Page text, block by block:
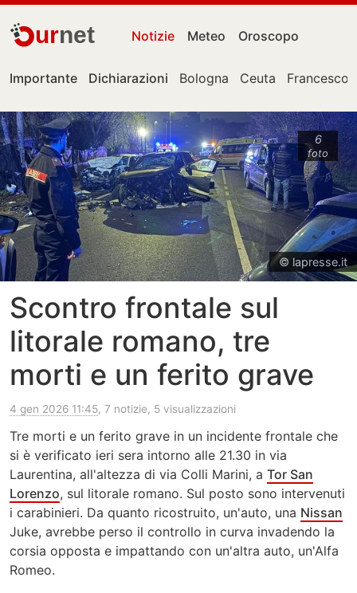
urnet Notizie Meteo Oroscopo
Importante Dichiarazioni Bologna Ceuta Francesco
6
foto
© lapresse.it
Scontro frontale sul
litorale romano, tre
morti e un ferito grave
4 gen 2026 11:45, 7 notizie, 5 visualizzazioni
Tre morti e un ferito grave in un incidente frontale che
si è verificato ieri sera intorno alle 21.30 in via
Laurentina, all'altezza di via Colli Marini, a Tor San
Lorenzo, sul litorale romano. Sul posto sono intervenuti
i carabinieri. Da quanto ricostruito, un'auto, una Nissan
Juke, avrebbe perso il controllo in curva invadendo la
corsia opposta e impattando con un'altra auto, un'Alfa
Romeo.